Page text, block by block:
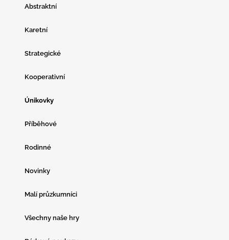
Abstraktní
Karetní
Strategické
Kooperativní
Únikovky
Příběhové
Rodinné
Novinky
Malí průzkumníci
Všechny naše hry